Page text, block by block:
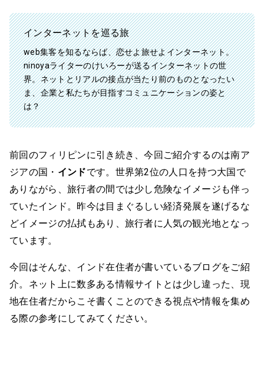
インターネットを巡る旅
web集客を知るならば、恋せよ旅せよインターネット。
ninoyaライターのけいろーが送るインターネットの世
界。ネットとリアルの接点が当たり前のものとなったい
ま、企業と私たちが目指すコミュニケーションの姿と
は？
前回のフィリピンに引き続き、今回ご紹介するのは南ア
ジアの国・ インドです。世界第2位の人口を持つ大国で
ありながら、旅行者の間では少し危険なイメージも伴っ
ていたインド。昨今は目まぐるしい経済発展を遂げるな
どイメージの払拭もあり、旅行者に人気の観光地となっ
ています。
今回はそんな、インド在住者が書いているブログをご紹
介。ネット上に数多ある情報サイトとは少し違った、現
地在住者だからこそ書くことのできる視点や情報を集め
る際の参考にしてみてください。